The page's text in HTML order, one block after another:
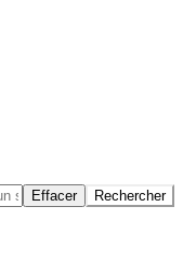
Effacer Rechercher